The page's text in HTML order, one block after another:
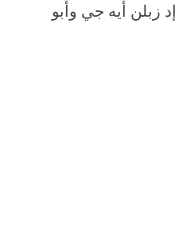
زبلن أيه جي وأبو